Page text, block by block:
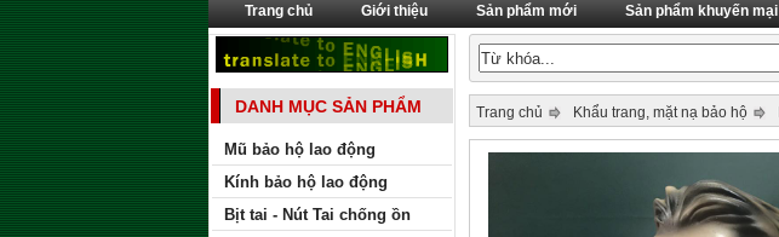
Trang chủ Giới thiệu Sản phẩm mới Sản phẩm khuyến mại
DANH MỤC SẢN PHẨM
Mũ bảo hộ lao động
Kính bảo hộ lao động
Bịt tai - Nút Tai chống ồn
Trang chủ Khẩu trang, mặt nạ bảo hộ